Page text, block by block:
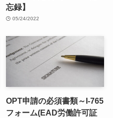
忘録】
05/24/2022
OPT申請の必須書類～I-765
フォーム(EAD労働許可証